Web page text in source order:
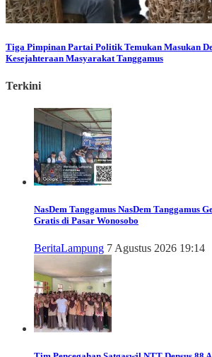
Tiga Pimpinan Partai Politik Temukan Masukan
Kesejahteraan Masyarakat Tanggamus
Terkini
NasDem Tanggamus NasDem Tanggamus
Gratis di Pasar Wonosobo
BeritaLampung 7 Agustus 2026 19:14